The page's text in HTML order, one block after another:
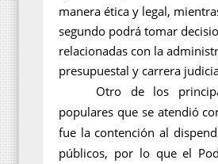
manera ética y legal,
segundo podrá tomar
relacionadas con la
presupuestal y carrera
Otro de los
populares que se atendió
fue la contención al
públicos, por lo que el